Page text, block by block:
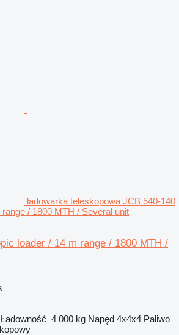
ładowarka teleskopowa JCB 540-140
/ 1800 MTH / Several unit
loader / 14 m range / 1800 MTH /
Ładowność 4 000 kg Napęd 4x4x4 Paliwo